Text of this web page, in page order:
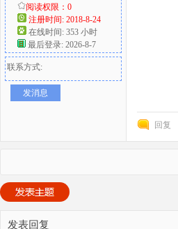
阅读权限：0
注册时间: 2018-8-24
在线时间: 353 小时
最后登录: 2026-8-7
联系方式:
发消息
回复
发表回复